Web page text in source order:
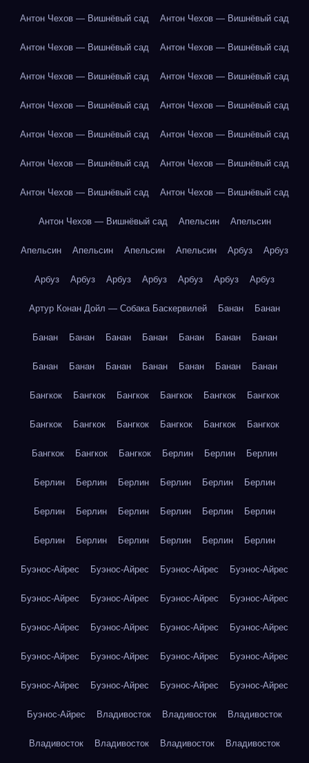
Антон Чехов — Вишнёвый сад Антон Чехов — Вишнёвый сад
Антон Чехов — Вишнёвый сад Антон Чехов — Вишнёвый сад
Антон Чехов — Вишнёвый сад Антон Чехов — Вишнёвый сад
Антон Чехов — Вишнёвый сад Антон Чехов — Вишнёвый сад
Антон Чехов — Вишнёвый сад Антон Чехов — Вишнёвый сад
Антон Чехов — Вишнёвый сад Антон Чехов — Вишнёвый сад
Антон Чехов — Вишнёвый сад Антон Чехов — Вишнёвый сад
Антон Чехов — Вишнёвый сад Апельсин Апельсин
Апельсин Апельсин Апельсин Апельсин Арбуз Арбуз
Арбуз Арбуз Арбуз Арбуз Арбуз Арбуз Арбуз
Артур Конан Дойл — Собака Баскервилей Банан Банан
Банан Банан Банан Банан Банан Банан Банан
Банан Банан Банан Банан Банан Банан Банан
Бангкок Бангкок Бангкок Бангкок Бангкок Бангкок
Бангкок Бангкок Бангкок Бангкок Бангкок Бангкок
Бангкок Бангкок Бангкок Берлин Берлин Берлин
Берлин Берлин Берлин Берлин Берлин Берлин
Берлин Берлин Берлин Берлин Берлин Берлин
Берлин Берлин Берлин Берлин Берлин Берлин
Буэнос-Айрес Буэнос-Айрес Буэнос-Айрес Буэнос-Айрес
Буэнос-Айрес Буэнос-Айрес Буэнос-Айрес Буэнос-Айрес
Буэнос-Айрес Буэнос-Айрес Буэнос-Айрес Буэнос-Айрес
Буэнос-Айрес Буэнос-Айрес Буэнос-Айрес Буэнос-Айрес
Буэнос-Айрес Буэнос-Айрес Буэнос-Айрес Буэнос-Айрес
Буэнос-Айрес Владивосток Владивосток Владивосток
Владивосток Владивосток Владивосток Владивосток